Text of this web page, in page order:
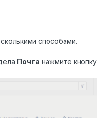
способами.
Почта нажмите кнопку